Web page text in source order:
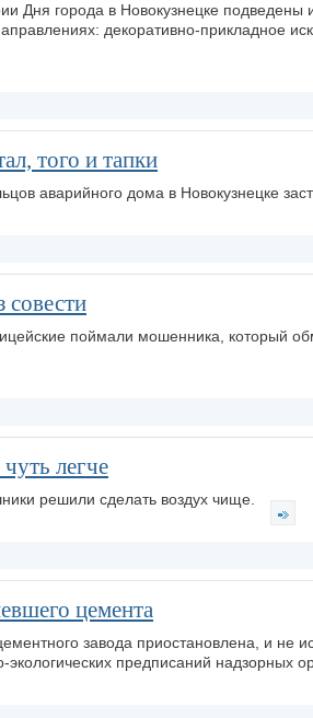
Дня города в Новокузнецке подведены
декоративно-прикладное
того и тапки
аварийного дома в Новокузнецке
совести
поймали мошенника, который
легче
решили сделать воздух чище.
цемента
завода приостановлена, и не
экологических предписаний надзорных